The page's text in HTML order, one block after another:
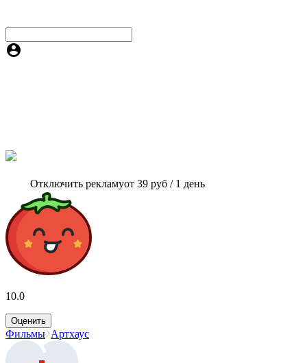
Отключить рекламуот 39 руб / 1 день
10.0
Оценить
Фильмы Артхаус